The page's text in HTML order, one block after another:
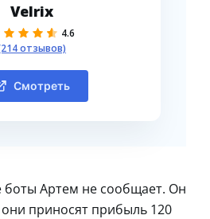
Velrix
4.6
отзывов)
Смотреть
боты Артем не сообщает. Он
приносят прибыль 120